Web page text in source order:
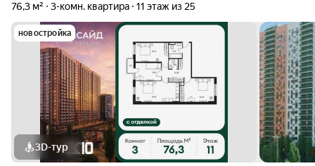
76,3 м²
3-комн. квартира 11 этаж из 25
новостройка
3D-тур